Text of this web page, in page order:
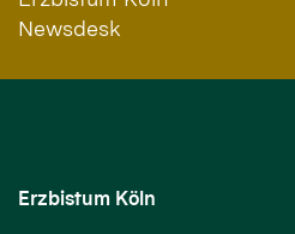
Newsdesk
Erzbistum Köln